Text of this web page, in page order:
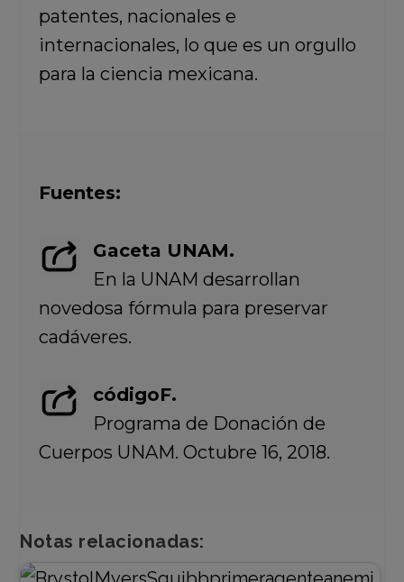
patentes, nacionales e
internacionales, lo que es un orgullo
para la ciencia mexicana.
Fuentes:
Gaceta UNAM.
En la UNAM desarrollan
novedosa fórmula para preservar
cadáveres.
códigoF.
Programa de Donación de
Cuerpos UNAM. Octubre 16, 2018.
Notas relacionadas: